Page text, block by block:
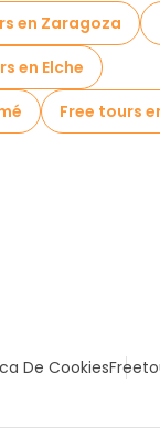
en Zaragoza
en Elche
Free tours
De Cookies